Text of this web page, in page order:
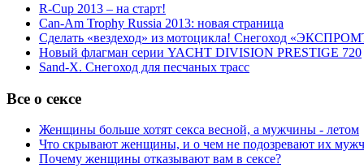
R-Cup 2013 – на старт!
Can-Am Trophy Russia 2013: новая страница
Сделать «вездеход» из мотоцикла! Снегоход
Новый флагман серии YACHT DIVISION PRESTIGE 720
Sand-X. Снегоход для песчаных трасс
Все о сексе
Женщины больше хотят секса весной, а мужчины - летом
Что скрывают женщины, и о чем не подозревают их
Почему женщины отказывают вам в сексе?